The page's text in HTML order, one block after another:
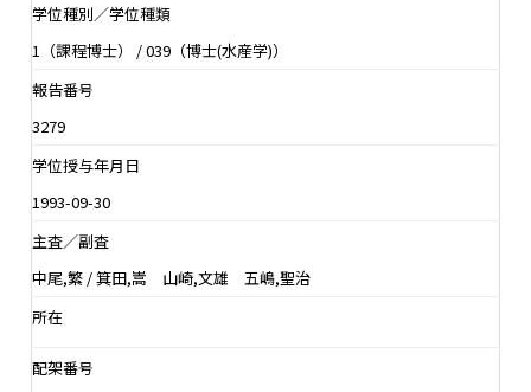
学位種別／学位種類
1（課程博士） / 039（博士(水産学)）
報告番号
3279
学位授与年月日
1993-09-30
主査／副査
中尾,繁 / 箕田,嵩 山崎,文雄 五嶋,聖治
所在
配架番号